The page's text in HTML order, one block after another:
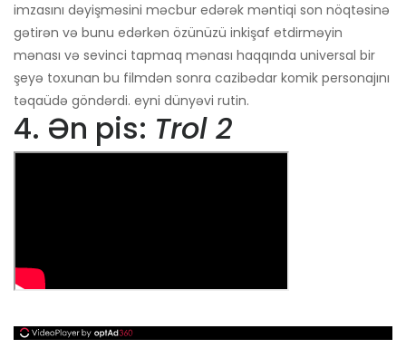
imzasını dəyişməsini məcbur edərək məntiqi son nöqtəsinə
gətirən və bunu edərkən özünüzü inkişaf etdirməyin
mənası və sevinci tapmaq mənası haqqında universal bir
şeyə toxunan bu filmdən sonra cazibədar komik personajını
təqaüdə göndərdi. eyni dünyəvi rutin.
4. Ən pis: Trol 2